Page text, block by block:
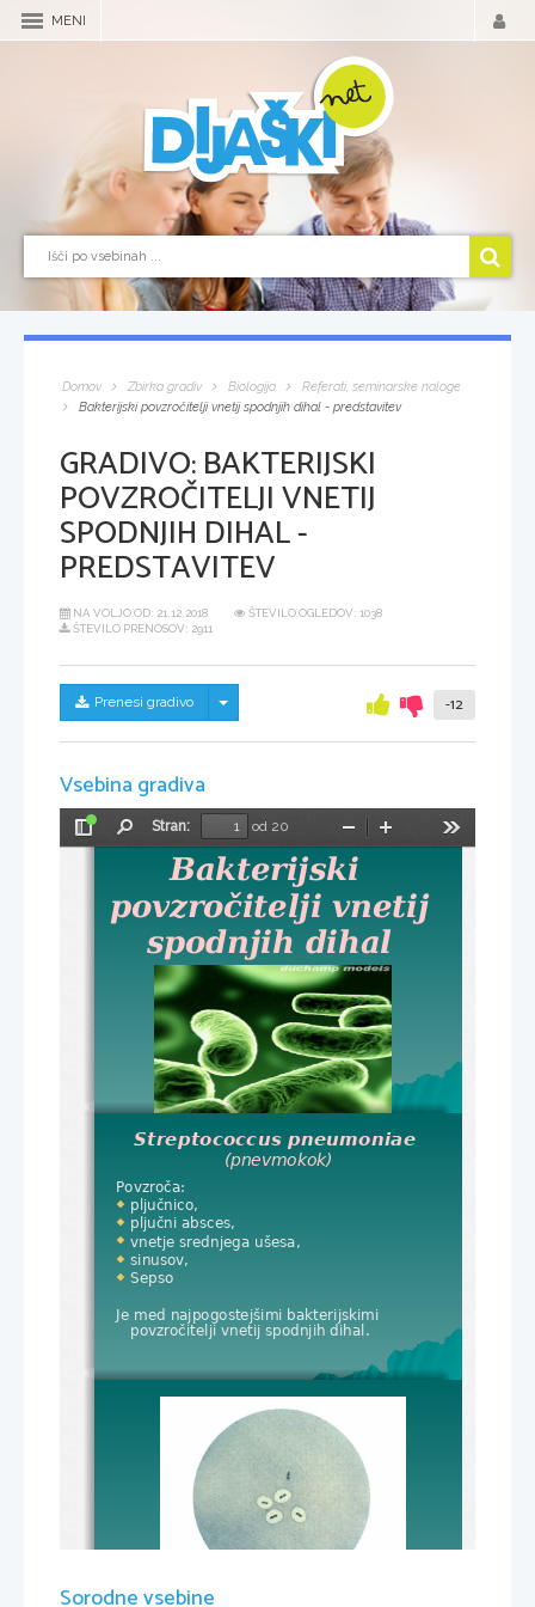
MENI
Domov Zbirka gradiv Biologija
Referati, seminarske naloge
Bakterijski povzročitelji vnetij spodnjih dihal - predstavitev
GRADIVO:BAKTERIJSKI
POVZROČITELJI VNETIJ
SPODNJIH DIHAL -
PREDSTAVITEV
NA VOLJO OD: 21.12.2018
ŠTEVILO OGLEDOV: 1038
ŠTEVILO PRENOSOV: 2911
Prenesi gradivo Skrij/prikaži meni -12
Vsebina gradiva
Preklopi
Stran:
od 20
Pomanjšaj
Bakterijski
povzročitelji vnetij
spodnjih dihal
Streptococcus pneumoniae
(pnevmokok)
Povzroča:
 pljučnico,
 pljučni absces,
 vnetje srednjega ušesa,
 sinusov,
 Sepso
Je med najpogostejšimi bakterijskimi
povzročitelji vnetij spodnjih dihal.
Sorodne vsebine